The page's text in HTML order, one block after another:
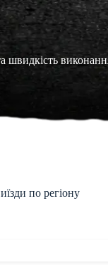
швидкість
по регіону